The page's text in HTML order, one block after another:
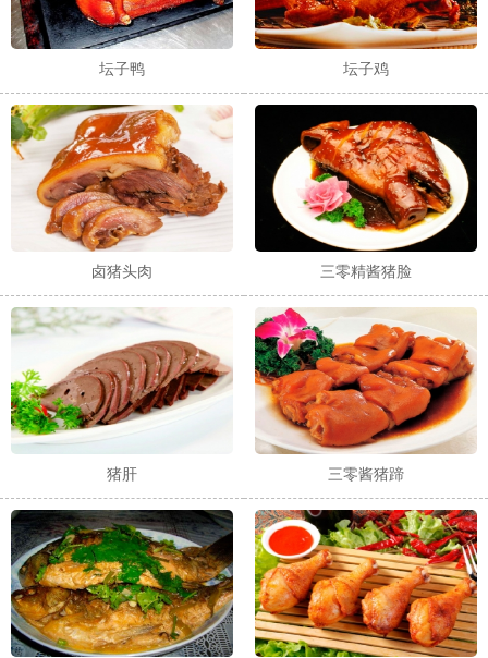
坛子鸭 坛子鸡
卤猪头肉 三零精酱猪脸
猪肝 三零酱猪蹄